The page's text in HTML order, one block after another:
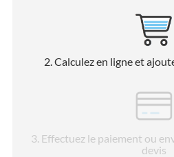
2. Calculez en ligne et
3 . Effectuez le paiement ou
devis